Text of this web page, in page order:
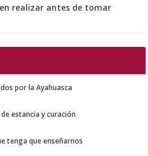
realizar antes de tomar
por la Ayahuasca
estancia y curación
tenga que enseñarnos